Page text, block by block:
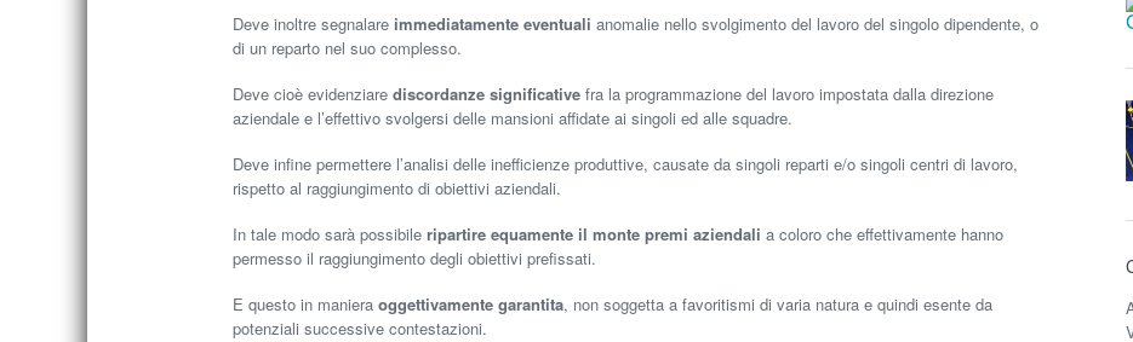
Deve inoltre segnalare immediatamente eventuali anomalie nello svolgimento del lavoro del singolo dipendente, o
di un reparto nel suo complesso.
Deve cioè evidenziare discordanze significative fra la programmazione del lavoro impostata dalla direzione
aziendale e l’effettivo svolgersi delle mansioni affidate ai singoli ed alle squadre.
Deve infine permettere l’analisi delle inefficienze produttive, causate da singoli reparti e/o singoli centri di lavoro,
rispetto al raggiungimento di obiettivi aziendali.
In tale modo sarà possibile ripartire equamente il monte premi aziendali a coloro che effettivamente hanno
permesso il raggiungimento degli obiettivi prefissati.
E questo in maniera oggettivamente garantita, non soggetta a favoritismi di varia natura e quindi esente da
potenziali successive contestazioni.